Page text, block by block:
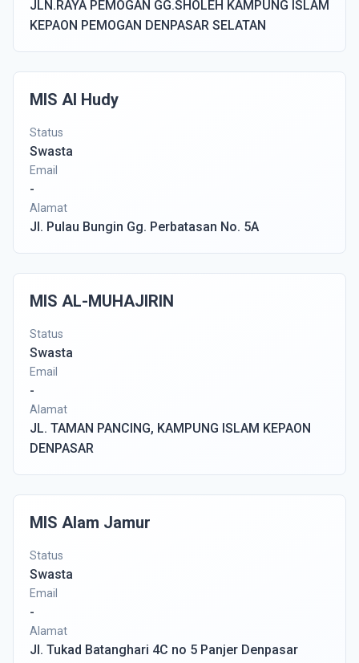
JLN.RAYA PEMOGAN GG.SHOLEH KAMPUNG ISLAM
KEPAON PEMOGAN DENPASAR SELATAN
MIS Al Hudy
Status
Swasta
Email
-
Alamat
Jl. Pulau Bungin Gg. Perbatasan No. 5A
MIS AL-MUHAJIRIN
Status
Swasta
Email
-
Alamat
JL. TAMAN PANCING, KAMPUNG ISLAM KEPAON
DENPASAR
MIS Alam Jamur
Status
Swasta
Email
-
Alamat
Jl. Tukad Batanghari 4C no 5 Panjer Denpasar